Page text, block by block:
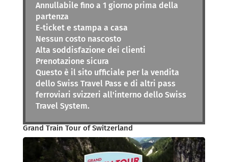
Annullabile fino a 1 giorno prima della
partenza
E-ticket e stampa a casa
Nessun costo nascosto
Alta soddisfazione dei clienti
Prenotazione sicura
Questo è il sito ufficiale per la vendita
dello Swiss Travel Pass e di altri pass
ferroviari svizzeri all'interno dello Swiss
Travel System.
Grand Train Tour of Switzerland